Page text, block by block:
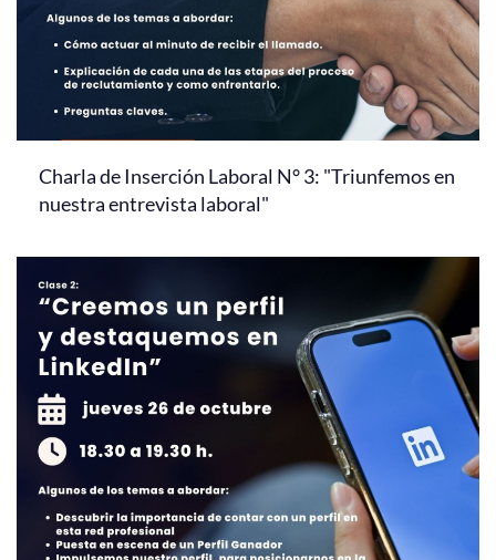
Charla de Inserción Laboral N° 3: "Triunfemos en
nuestra entrevista laboral"